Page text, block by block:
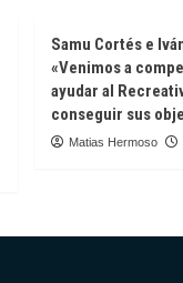
Samu Cortés e
«Venimos a
ayudar al
conseguir sus
Matias Hermoso